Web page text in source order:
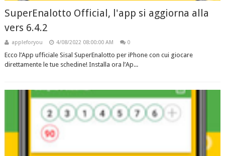
SuperEnalotto Official, l'app si aggiorna alla
vers 6.4.2
appleforyou 4/08/2022 08:00:00 AM 0
Ecco l’App ufficiale Sisal SuperEnalotto per iPhone con cui giocare
direttamente le tue schedine! Installa ora l’Ap...